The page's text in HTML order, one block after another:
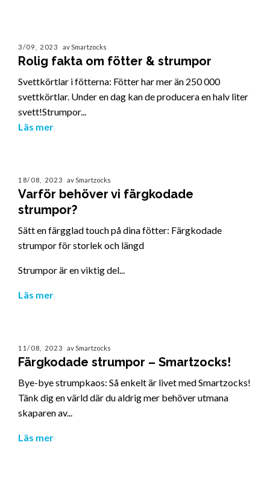
3/09, 2023 av Smartzocks
Rolig fakta om fötter & strumpor
Svettkörtlar i fötterna: Fötter har mer än 250 000
svettkörtlar. Under en dag kan de producera en halv liter
svett!Strumpor...
Läs mer
18/08, 2023 av Smartzocks
Varför behöver vi färgkodade
strumpor?
Sätt en färgglad touch på dina fötter: Färgkodade
strumpor för storlek och längd
Strumpor är en viktig del...
Läs mer
11/08, 2023 av Smartzocks
Färgkodade strumpor – Smartzocks!
Bye-bye strumpkaos: Så enkelt är livet med Smartzocks!
Tänk dig en värld där du aldrig mer behöver utmana
skaparen av...
Läs mer